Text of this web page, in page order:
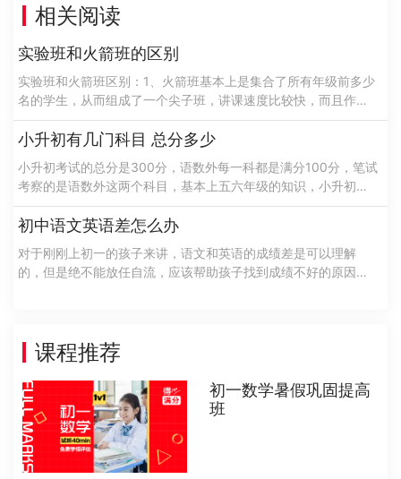
相关阅读
实验班和火箭班的区别
实验班和火箭班区别：1、火箭班基本上是集合了所有年级前多少
名的学生，从而组成了一个尖子班，讲课速度比较快，而且作业
量比较大，考试是比较频繁的，可以说火箭班是学校升学指标
的，希望老师配备的也都是教学经验......
小升初有几门科目 总分多少
小升初考试的总分是300分，语数外每一科都是满分100分，笔试
考察的是语数外这两个科目，基本上五六年级的知识，小升初考
试是由学校办公开组织的选拔性的考试一般是不稳定的和多样性
的，针对于这样特性在考试过......
初中语文英语差怎么办
对于刚刚上初一的孩子来讲，语文和英语的成绩差是可以理解
的，但是绝不能放任自流，应该帮助孩子找到成绩不好的原因，
课程推荐
初一数学暑假巩固提高
班